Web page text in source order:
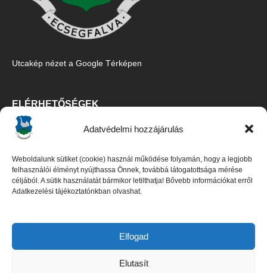
Adatvédelmi hozzájárulás
Weboldalunk sütiket (cookie) használ működése folyamán, hogy a legjobb
felhasználói élményt nyújthassa Önnek, továbbá látogatottsága mérése
céljából. A sütik használatát bármikor letilthatja! Bővebb információkat erről
Adatkezelési tájékoztatónkban olvashat.
Elfogad
Elutasít
Utcakép nézet a Google Térképen
ELÉRHETŐSÉGEK
Ecsegfalva Község Önkormányzata
5515 Ecsegfalva, Fő u. 67.
Tel/Fax:06-30/427-5091,06-66/487-100
E-mail:titkarsag@ecsegfalva.hu
06-66/483-100